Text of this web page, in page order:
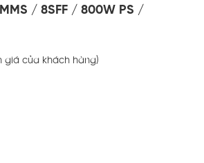
/ 8SFF / 800W PS /
giá của khách hàng)